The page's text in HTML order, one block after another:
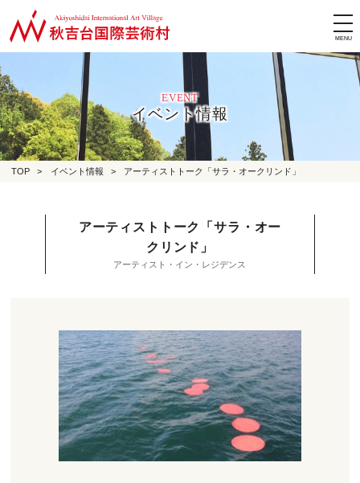
EVENT
イベント情報
TOP > イベント情報 > アーティストトーク「サラ・オークリンド」
アーティストトーク「サラ・オー
クリンド」
アーティスト・イン・レジデンス